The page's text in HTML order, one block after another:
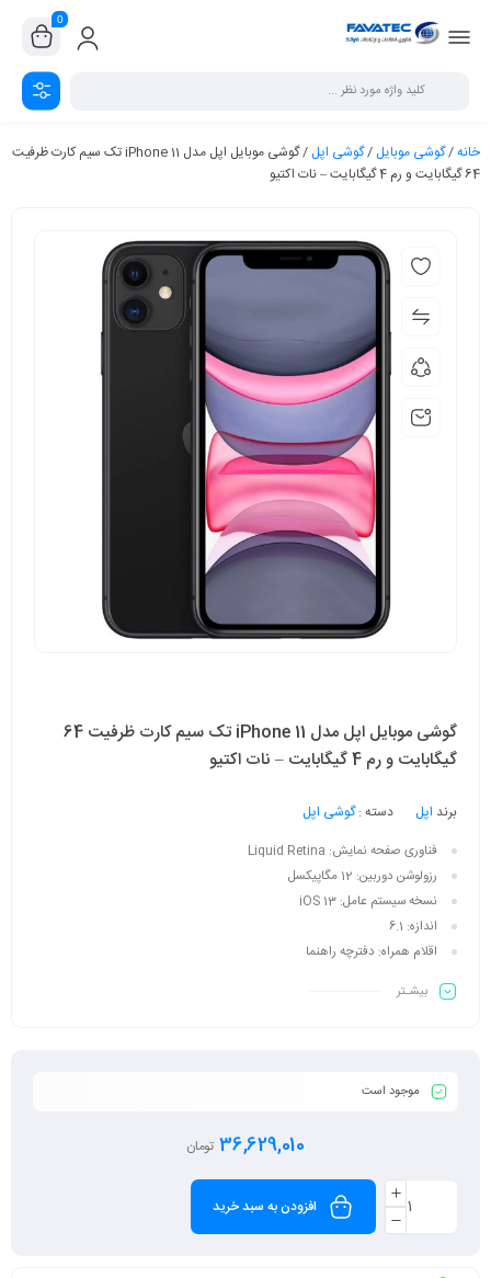
0
خانه/گوشی موبایل /گوشی اپل
/ گوشی موبایل اپل مدل iPhone 11 تک سیم‌ کارت ظرفیت
64 گیگابایت و رم 4 گیگابایت – نات اکتیو
گوشی موبایل اپل مدل iPhone 11 تک سیم‌ کارت ظرفیت 64
گیگابایت و رم 4 گیگابایت – نات اکتیو
برند اپل دسته :گوشی اپل
فناوری صفحه‌ نمایش: Liquid Retina
رزولوشن دوربین: 12 مگاپیکسل
نسخه سیستم عامل: iOS 13
اندازه: 6.1
اقلام همراه: دفترچه‌ راهنما
بیشـتر
موجود است
36,629,010 تومان
افزودن به سبد خرید